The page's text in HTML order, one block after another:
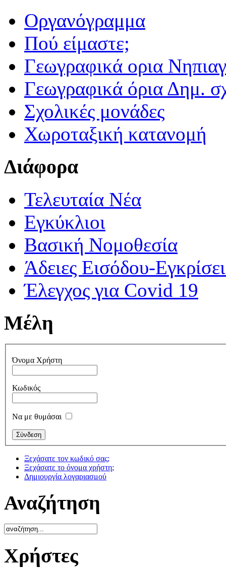
Οργανόγραμμα
Πού είμαστε;
Γεωγραφικά ορια
Γεωγραφικά όρια Δημ.
Σχολικές μονάδες
Χωροταξική κατανομή
Διάφορα
Τελευταία Νέα
Εγκύκλιοι
Βασική Νομοθεσία
Άδειες Εισόδου-
Έλεγχος για Covid 19
Μέλη
Όνομα Χρήστη
Κωδικός
Να με θυμάσαι
Ξεχάσατε τον κωδικό σας;
Ξεχάσατε το όνομα χρήστη;
Δημιουργία λογαριασμού
Αναζήτηση
Χρήστες